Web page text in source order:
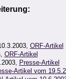
ORF-Artikel
ORF-Artikel
Presse-Artikel
Artikel vom